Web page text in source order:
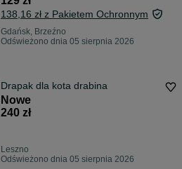
138,16 zł z Pakietem Ochronnym
Gdańsk, Brzeźno
Odświeżono dnia 05 sierpnia 2026
Drapak dla kota drabina
Nowe
240 zł
Leszno
Odświeżono dnia 05 sierpnia 2026